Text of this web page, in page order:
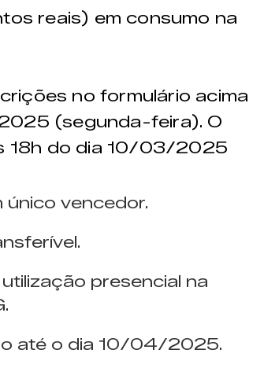
reais) em consumo na
no formulário acima
(segunda-feira). O
18h do dia 10/03/2025
único vencedor.
presencial na
até o dia 10/04/2025.